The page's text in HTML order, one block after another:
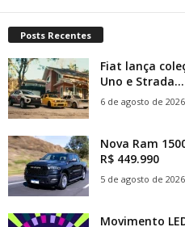
Posts Recentes
Fiat lança
Uno e Strada...
6 de agosto de 2026
Nova Ram
R$ 449.990
5 de agosto de 2026
Movimento